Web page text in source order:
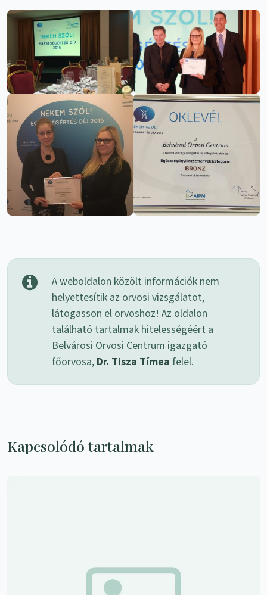
A weboldalon közölt információk nem
helyettesítik az orvosi vizsgálatot,
látogasson el orvoshoz! Az oldalon
található tartalmak hitelességéért a
Belvárosi Orvosi Centrum igazgató
főorvosa,Dr. Tisza Tímeafelel.
Kapcsolódó tartalmak